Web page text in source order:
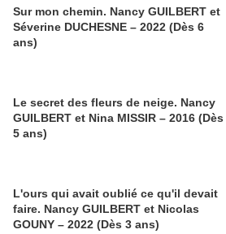
Sur mon chemin. Nancy GUILBERT et
Séverine DUCHESNE – 2022 (Dès 6
ans)
Le secret des fleurs de neige. Nancy
GUILBERT et Nina MISSIR – 2016 (Dès
5 ans)
L'ours qui avait oublié ce qu'il devait
faire. Nancy GUILBERT et Nicolas
GOUNY – 2022 (Dès 3 ans)